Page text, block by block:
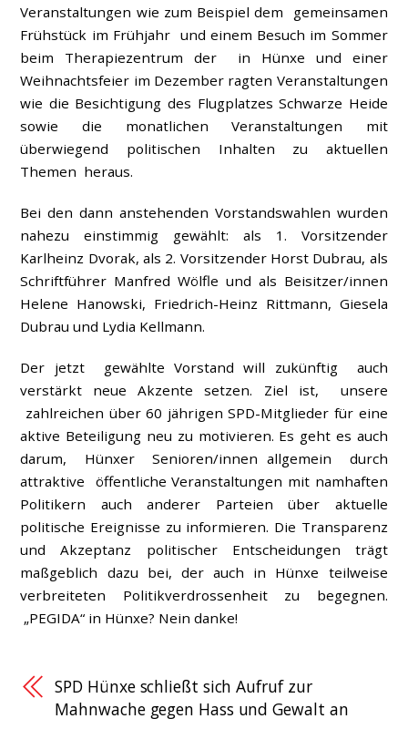
Veranstaltungen wie zum Beispiel dem gemeinsamen
Frühstück im Frühjahr und einem Besuch im Sommer
beim Therapiezentrum der in Hünxe und einer
Weihnachtsfeier im Dezember ragten Veranstaltungen
wie die Besichtigung des Flugplatzes Schwarze Heide
sowie die monatlichen Veranstaltungen mit
überwiegend politischen Inhalten zu aktuellen
Themen heraus.
Bei den dann anstehenden Vorstandswahlen wurden
nahezu einstimmig gewählt: als 1. Vorsitzender
Karlheinz Dvorak, als 2. Vorsitzender Horst Dubrau, als
Schriftführer Manfred Wölfle und als Beisitzer/innen
Helene Hanowski, Friedrich-Heinz Rittmann, Giesela
Dubrau und Lydia Kellmann.
Der jetzt gewählte Vorstand will zukünftig auch
verstärkt neue Akzente setzen. Ziel ist, unsere
zahlreichen über 60 jährigen SPD-Mitglieder für eine
aktive Beteiligung neu zu motivieren. Es geht es auch
darum, Hünxer Senioren/innen allgemein durch
attraktive öffentliche Veranstaltungen mit namhaften
Politikern auch anderer Parteien über aktuelle
politische Ereignisse zu informieren. Die Transparenz
und Akzeptanz politischer Entscheidungen trägt
maßgeblich dazu bei, der auch in Hünxe teilweise
verbreiteten Politikverdrossenheit zu begegnen.
„PEGIDA“ in Hünxe? Nein danke!
SPD Hünxe schließt sich Aufruf zur
Mahnwache gegen Hass und Gewalt an